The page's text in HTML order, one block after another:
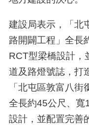
建設局表示，「北
路開闢工程」全長
RCT型梁橋設計，
道及路燈號誌，打
「北屯區敦富八街
全長約45公尺、寬
設計，並配置完善